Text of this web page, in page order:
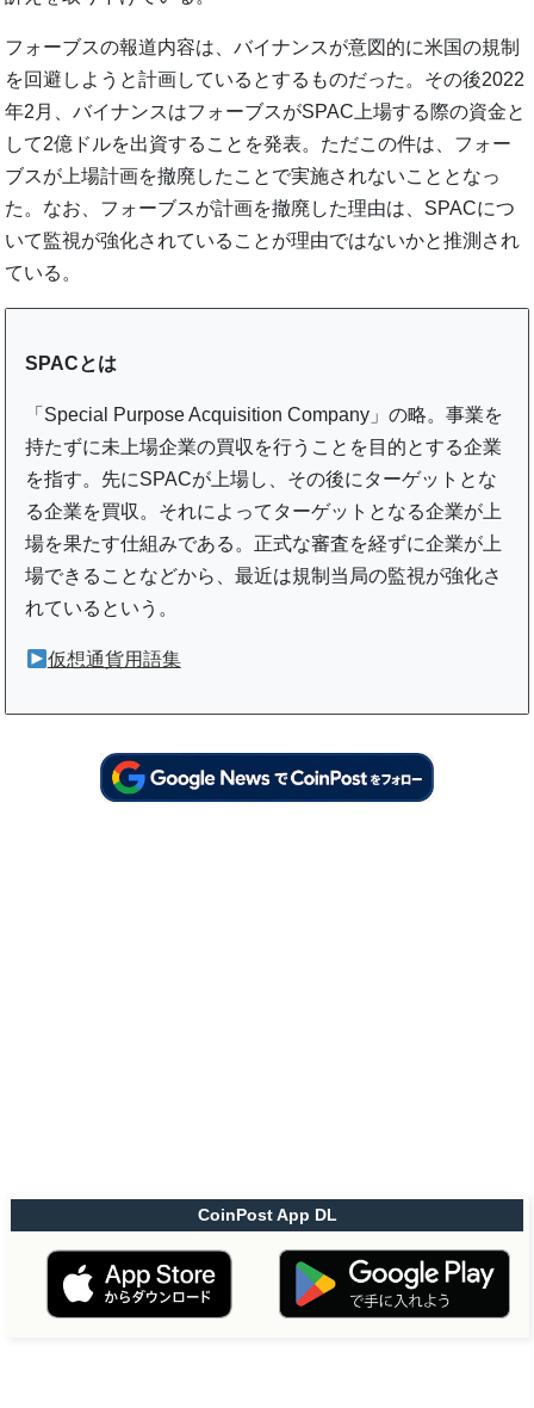
フォーブスの報道内容は、バイナンスが意図的に米国の規制
を回避しようと計画しているとするものだった。その後2022
年2月、バイナンスはフォーブスがSPAC上場する際の資金と
して2億ドルを出資することを発表。ただこの件は、フォー
ブスが上場計画を撤廃したことで実施されないこととなっ
た。なお、フォーブスが計画を撤廃した理由は、SPACにつ
いて監視が強化されていることが理由ではないかと推測され
ている。
SPACとは
「Special Purpose Acquisition Company」の略。事業を
持たずに未上場企業の買収を行うことを目的とする企業
を指す。先にSPACが上場し、その後にターゲットとな
る企業を買収。それによってターゲットとなる企業が上
場を果たす仕組みである。正式な審査を経ずに企業が上
場できることなどから、最近は規制当局の監視が強化さ
れているという。
仮想通貨用語集
CoinPost App DL